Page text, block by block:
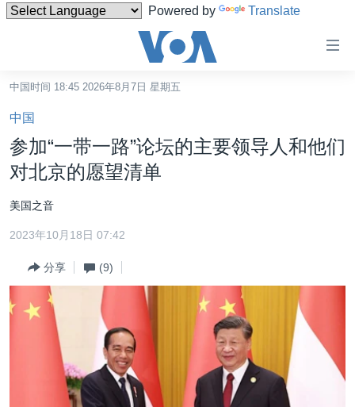
Powered by Translate
碍
链
接
转
内
容
到
导
中国
最新国际新闻
印太
分类新闻
经济·金融·贸易
人权·法律·宗教
科教·文娱·体健
美中关系
热点专题
白宫要闻
国会报道
VOA视频
VOA今日焦点
中国时间 18:45 2026年8月7日 星期五
中国
参加“一带一路”论坛的主要领导人和他们
对北京的愿望清单
美国之音
2023年10月18日 07:42
分享 (9)